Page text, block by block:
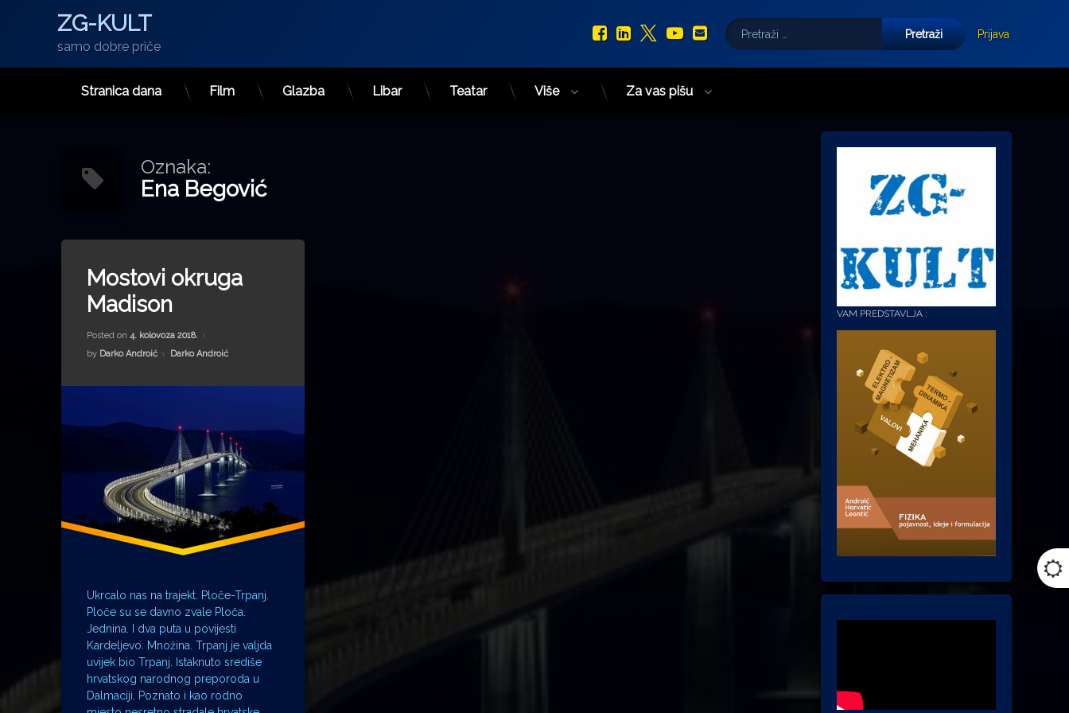
ZG-KULT
samo dobre priče
Facebook
LinkedIn
X.com
YouTube
E-mail
Pretraži:
Prijava
Stranica dana Film Glazba Libar Teatar Više Za vas pišu
Oznaka:
Ena Begović
Mostovi okruga
Madison
Posted on 4. kolovoza 2018.
by Darko Androić Kategorije:
Darko Androić
Ukrcalo nas na trajekt. Ploče-Trpanj.
Ploče su se davno zvale Ploča.
Jednina. I dva puta u povijesti
Kardeljevo. Množina. Trpanj je valjda
uvijek bio Trpanj. Istaknuto središe
hrvatskog narodnog preporoda u
Dalmaciji. Poznato i kao rodno
Ena Begović
Hidroelektra
Krčki most
najsjevernija točka EU
Ploče
VAM PREDSTAVLJA :